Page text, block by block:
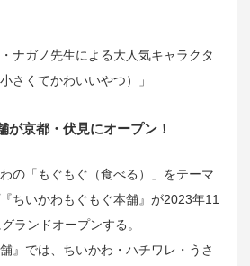
ナガノ先生による大人気キャラクタ
さくてかわいいやつ）」
が京都・伏見にオープン！
の「もぐもぐ（食べる）」をテーマ
ちいかわもぐもぐ本舗』が2023年11
ランドオープンする。
』では、ちいかわ・ハチワレ・うさ